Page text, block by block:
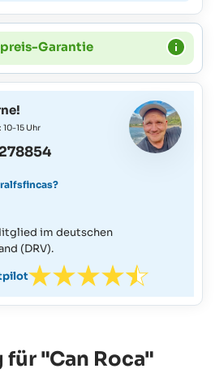
Garantie
15 Uhr
im deutschen
(DRV).
für "Can Roca"